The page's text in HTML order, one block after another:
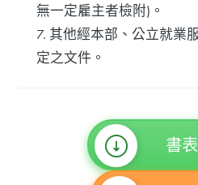
無一定雇主者檢附)。
7. 其他經本部、公立就業
定之文件。
書